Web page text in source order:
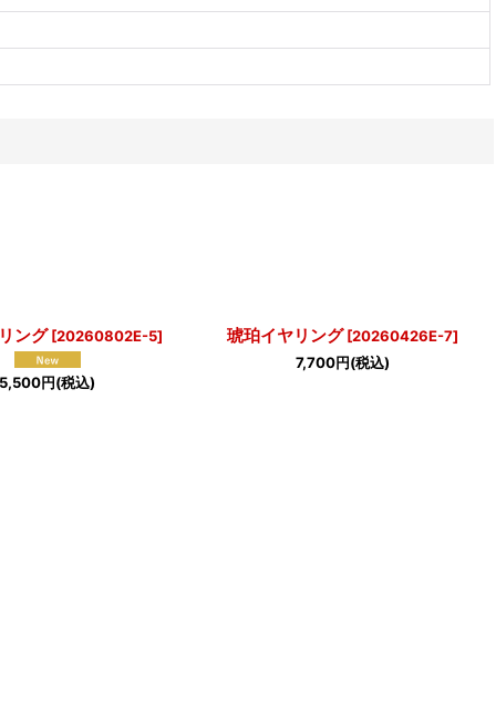
ング [20260802E-5]
5,500円(税込)
琥珀イヤリング [20260426E-7]
7,700円(税込)